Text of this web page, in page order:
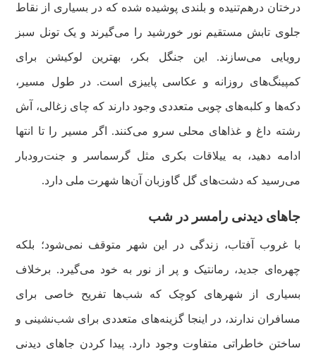
درختان درهم‌تنیده و بلندی پوشیده شده که در بسیاری از نقاط
جلوی تابش مستقیم نور خورشید را می‌گیرند و یک تونل سبز
رویایی می‌سازند. این جنگل بکر، بهترین لوکیشن برای
کمپینگ‌های روزانه و عکاسی پاییزی است. در طول مسیر،
دکه‌ها و کلبه‌های چوبی متعددی وجود دارند که چای زغالی، آش
رشته داغ و غذاهای محلی سرو می‌کنند. اگر مسیر را تا انتها
ادامه دهید، به ییلاقات بکری مثل گرسماسر و جنت‌رودبار
می‌رسید که دشت‌های گل گاوزبان آن‌ها شهرت ملی دارد.
جاهای دیدنی رامسر در شب
با غروب آفتاب، زندگی در این شهر متوقف نمی‌شود؛ بلکه
چهره‌ای جدید، رمانتیک و پر از نور به خود می‌گیرد. برخلاف
بسیاری از شهرهای کوچک که شب‌ها تفریح خاصی برای
مسافران ندارند، در اینجا گزینه‌های متعددی برای شب‌نشینی و
ساختن خاطراتی متفاوت وجود دارد. پیدا کردن جاهای دیدنی